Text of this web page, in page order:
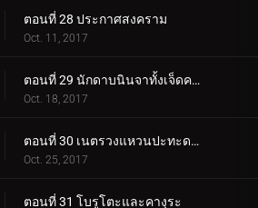
ตอนที่ 28 ประกาศสงคราม
Oct. 11, 2017
ตอนที่ 29 นักดาบนินจาทั้งเจ็ดคนใหม่!
Oct. 18, 2017
ตอนที่ 30 เนตรวงแหวนปะทะดาบสายฟ้า เขี้ยวคิบะ!
Oct. 25, 2017
ตอนที่ 31 โบรูโตะและคางุระ